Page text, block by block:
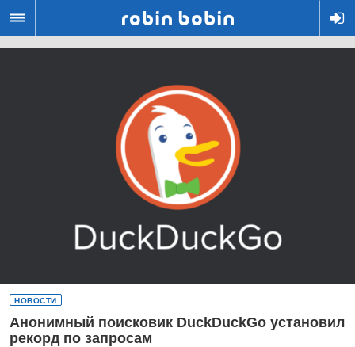
НОВОСТИ
Анонимный поисковик DuckDuckGo установил
рекорд по запросам